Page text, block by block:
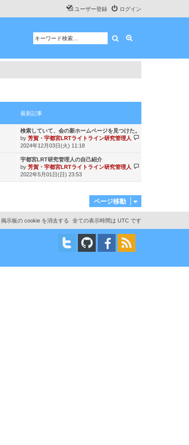
ログイン
ユーザー登録
検索
最新記事
最
新
記
検索していて、会の新ホームページを見つけた。
by 芳賀・宇都宮LRTライトライン研究管理人
2024年12月03日(火) 11:18
最
新
記
事
宇都宮LRT研究管理人の自己紹介
by 芳賀・宇都宮LRTライトライン研究管理人
記
2022年5月01日(日) 23:53
ページ移動
全ての表示時間は UTC です
掲示板の cookie を消去する